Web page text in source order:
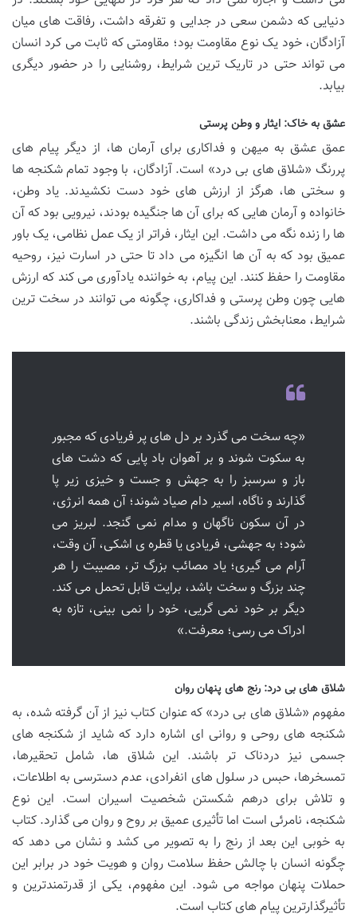
دنیایی که دشمن سعی در جدایی و تفرقه داشت، رفاقت های میان
آزادگان، خود یک نوع مقاومت بود؛ مقاومتی که ثابت می کرد انسان
می تواند حتی در تاریک ترین شرایط، روشنایی را در حضور دیگری
بیابد.
عشق به خاک: ایثار و وطن پرستی
عمق عشق به میهن و فداکاری برای آرمان ها، از دیگر پیام های
پررنگ «شلاق های بی درد» است. آزادگان، با وجود تمام شکنجه ها
و سختی ها، هرگز از ارزش های خود دست نکشیدند. یاد وطن،
خانواده و آرمان هایی که برای آن ها جنگیده بودند، نیرویی بود که آن
ها را زنده نگه می داشت. این ایثار، فراتر از یک عمل نظامی، یک باور
عمیق بود که به آن ها انگیزه می داد تا حتی در اسارت نیز، روحیه
مقاومت را حفظ کنند. این پیام، به خواننده یادآوری می کند که ارزش
هایی چون وطن پرستی و فداکاری، چگونه می توانند در سخت ترین
شرایط، معنابخش زندگی باشند.
«چه سخت می گذرد بر دل های پر فریادی که مجبور
به سکوت شوند و بر آهوان باد پایی که دشت های
باز و سرسبز را به جهش و جست و خیزی زیر پا
گذارند و ناگاه، اسیر دام صیاد شوند؛ آن همه انرژی،
در آن سکون ناگهان و مدام نمی گنجد. لبریز می
شود؛ به جهشی، فریادی یا قطره ی اشکی، آن وقت،
آرام می گیری؛ یاد مصائب بزرگ تر، مصیبت را هر
چند بزرگ و سخت باشد، برایت قابل تحمل می کند.
دیگر بر خود نمی گریی، خود را نمی بینی، تازه به
ادراک می رسی؛ معرفت.»
شلاق های بی درد: رنج های پنهان روان
مفهوم «شلاق های بی درد» که عنوان کتاب نیز از آن گرفته شده، به
شکنجه های روحی و روانی ای اشاره دارد که شاید از شکنجه های
جسمی نیز دردناک تر باشند. این شلاق ها، شامل تحقیرها،
تمسخرها، حبس در سلول های انفرادی، عدم دسترسی به اطلاعات،
و تلاش برای درهم شکستن شخصیت اسیران است. این نوع
شکنجه، نامرئی است اما تأثیری عمیق بر روح و روان می گذارد. کتاب
به خوبی این بعد از رنج را به تصویر می کشد و نشان می دهد که
چگونه انسان با چالش حفظ سلامت روان و هویت خود در برابر این
حملات پنهان مواجه می شود. این مفهوم، یکی از قدرتمندترین و
تأثیرگذارترین پیام های کتاب است.